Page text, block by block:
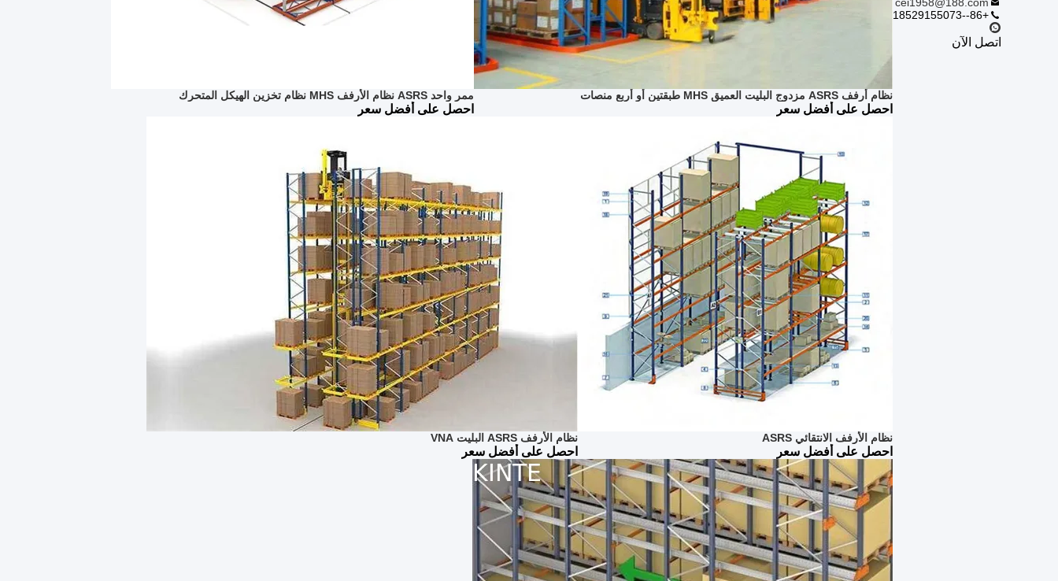
+86--18529155073
اتصل الآن
نظام أرفف ASRS مزدوج البليت العميق MHS طبقتين أو أربع منصات
احصل على أفضل سعر
ممر واحد ASRS نظام الأرفف MHS نظام تخزين الهيكل المتحرك
احصل على أفضل سعر
نظام الأرفف الانتقائي ASRS
احصل على أفضل سعر
نظام الأرفف ASRS البليت VNA
احصل على أفضل سعر